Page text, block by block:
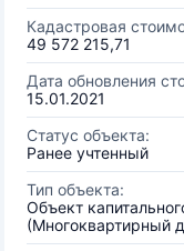
Кадастровая
49 572 215,71
Дата обновления
15.01.2021
Статус объекта:
Ранее учтенный
Тип объекта:
Объект
(Многоквартирный